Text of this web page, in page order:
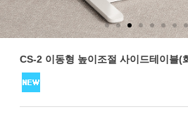
CS-2 이동형 높이조절 사이드테이블(